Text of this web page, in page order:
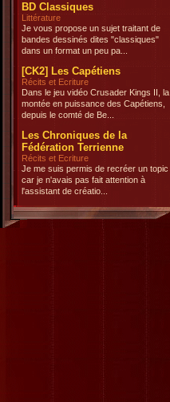
BD Classiques
Littérature
Je vous propose un sujet traitant de
bandes dessinés dites "classiques"
dans un format un peu pa...
[CK2] Les Capétiens
Récits et Ecriture
Dans le jeu vidéo Crusader Kings II, la
montée en puissance des Capétiens,
depuis le comté de Be...
Les Chroniques de la
Fédération Terrienne
Récits et Ecriture
Je me suis permis de recréer un topic
car je n'avais pas fait attention à
l'assistant de créatio...